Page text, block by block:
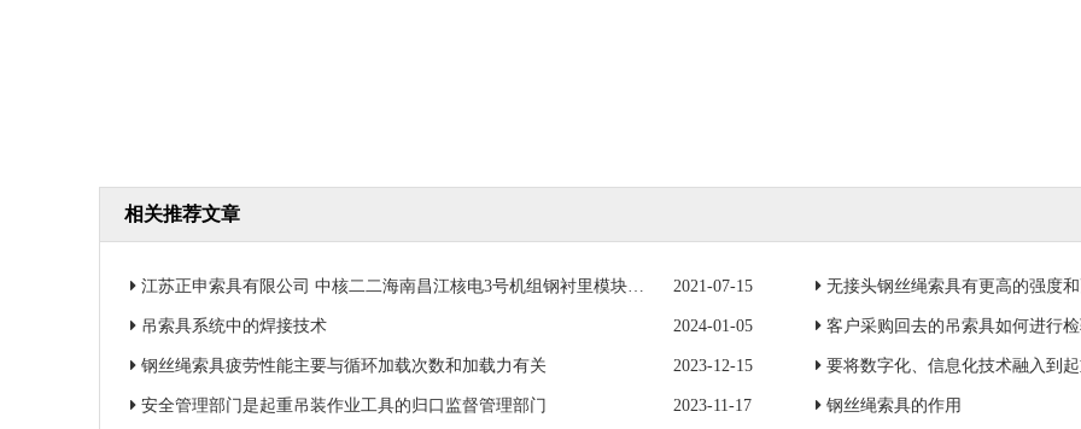
相关推荐文章
江苏正申索具有限公司 中核二二海南昌江核电3号机组钢衬里模块一成功吊装 2021-07-15 无接头钢丝绳索具有更高的强度
吊索具系统中的焊接技术 2024-01-05 客户采购回去的吊索具如何进行
钢丝绳索具疲劳性能主要与循环加载次数和加载力有关 2023-12-15 要将数字化、信息化技术融入到
安全管理部门是起重吊装作业工具的归口监督管理部门 2023-11-17 钢丝绳索具的作用